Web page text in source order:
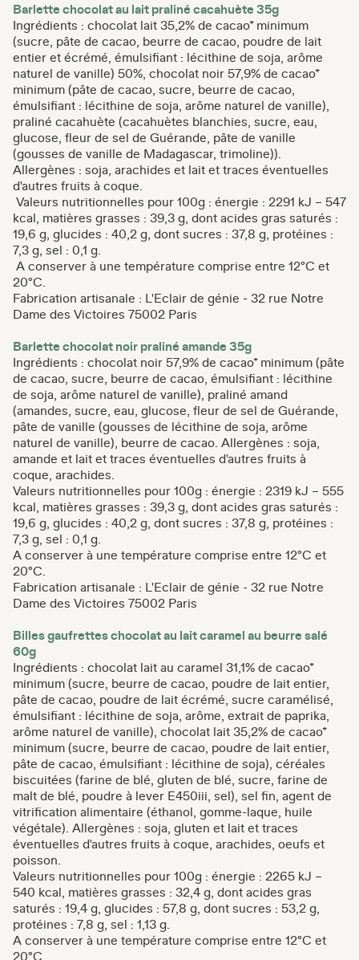
Barlette chocolat au lait praliné cacahuète 35g
Ingrédients : chocolat lait 35,2% de cacao* minimum
(sucre, pâte de cacao, beurre de cacao, poudre de lait
entier et écrémé, émulsifiant : lécithine de soja, arôme
naturel de vanille) 50%, chocolat noir 57,9% de cacao*
minimum (pâte de cacao, sucre, beurre de cacao,
émulsifiant : lécithine de soja, arôme naturel de vanille),
praliné cacahuète (cacahuètes blanchies, sucre, eau,
glucose, fleur de sel de Guérande, pâte de vanille
(gousses de vanille de Madagascar, trimoline)).
Allergènes : soja, arachides et lait et traces éventuelles
d'autres fruits à coque.
Valeurs nutritionnelles pour 100g : énergie : 2291 kJ – 547
kcal, matières grasses : 39,3 g, dont acides gras saturés :
19,6 g, glucides : 40,2 g, dont sucres : 37,8 g, protéines :
7,3 g, sel : 0,1 g.
A conserver à une température comprise entre 12°C et
20°C.
Fabrication artisanale : L'Eclair de génie - 32 rue Notre
Dame des Victoires 75002 Paris
Barlette chocolat noir praliné amande 35g
Ingrédients : chocolat noir 57,9% de cacao* minimum (pâte
de cacao, sucre, beurre de cacao, émulsifiant : lécithine
de soja, arôme naturel de vanille), praliné amand
(amandes, sucre, eau, glucose, fleur de sel de Guérande,
pâte de vanille (gousses de lécithine de soja, arôme
naturel de vanille), beurre de cacao. Allergènes : soja,
amande et lait et traces éventuelles d'autres fruits à
coque, arachides.
Valeurs nutritionnelles pour 100g : énergie : 2319 kJ – 555
kcal, matières grasses : 39,3 g, dont acides gras saturés :
19,6 g, glucides : 40,2 g, dont sucres : 37,8 g, protéines :
7,3 g, sel : 0,1 g.
A conserver à une température comprise entre 12°C et
20°C.
Fabrication artisanale : L'Eclair de génie - 32 rue Notre
Dame des Victoires 75002 Paris
Billes gaufrettes chocolat au lait caramel au beurre salé
60g
Ingrédients : chocolat lait au caramel 31,1% de cacao*
minimum (sucre, beurre de cacao, poudre de lait entier,
pâte de cacao, poudre de lait écrémé, sucre caramélisé,
émulsifiant : lécithine de soja, arôme, extrait de paprika,
arôme naturel de vanille), chocolat lait 35,2% de cacao*
minimum (sucre, beurre de cacao, poudre de lait entier,
pâte de cacao, émulsifiant : lécithine de soja), céréales
biscuitées (farine de blé, gluten de blé, sucre, farine de
malt de blé, poudre à lever E450iii, sel), sel fin, agent de
vitrification alimentaire (éthanol, gomme-laque, huile
végétale). Allergènes : soja, gluten et lait et traces
éventuelles d'autres fruits à coque, arachides, oeufs et
poisson.
Valeurs nutritionnelles pour 100g : énergie : 2265 kJ –
540 kcal, matières grasses : 32,4 g, dont acides gras
saturés : 19,4 g, glucides : 57,8 g, dont sucres : 53,2 g,
protéines : 7,8 g, sel : 1,13 g.
A conserver à une température comprise entre 12°C et
20°C.